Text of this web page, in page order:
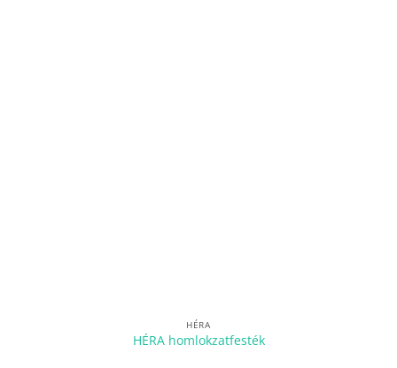
HÉRA
HÉRA homlokzatfesték